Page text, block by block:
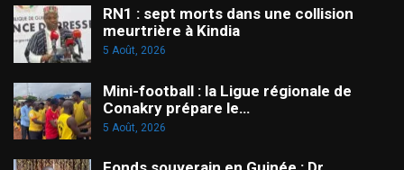
RN1 : sept morts dans une collision
meurtrière à Kindia
5 Août, 2026
Mini-football : la Ligue régionale de
Conakry prépare le…
5 Août, 2026